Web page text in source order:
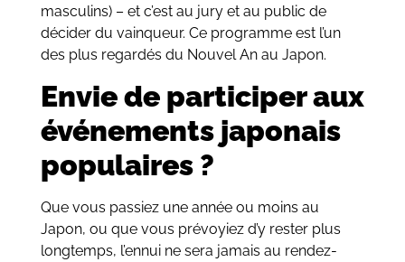
masculins) – et c’est au jury et au public de
décider du vainqueur. Ce programme est l’un
des plus regardés du Nouvel An au Japon.
Envie de participer aux
événements japonais
populaires ?
Que vous passiez une année ou moins au
Japon, ou que vous prévoyiez d’y rester plus
longtemps, l’ennui ne sera jamais au rendez-